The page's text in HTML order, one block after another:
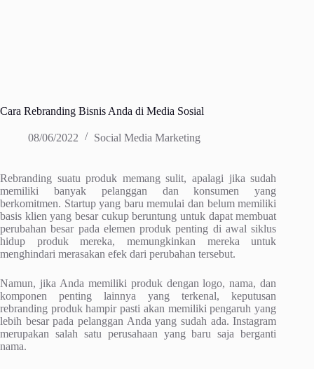
Cara Rebranding Bisnis Anda di Media Sosial
08/06/2022 Social Media Marketing
Rebranding suatu produk memang sulit, apalagi jika sudah
memiliki banyak pelanggan dan konsumen yang
berkomitmen. Startup yang baru memulai dan belum memiliki
basis klien yang besar cukup beruntung untuk dapat membuat
perubahan besar pada elemen produk penting di awal siklus
hidup produk mereka, memungkinkan mereka untuk
menghindari merasakan efek dari perubahan tersebut.
Namun, jika Anda memiliki produk dengan logo, nama, dan
komponen penting lainnya yang terkenal, keputusan
rebranding produk hampir pasti akan memiliki pengaruh yang
lebih besar pada pelanggan Anda yang sudah ada. Instagram
merupakan salah satu perusahaan yang baru saja berganti
nama.